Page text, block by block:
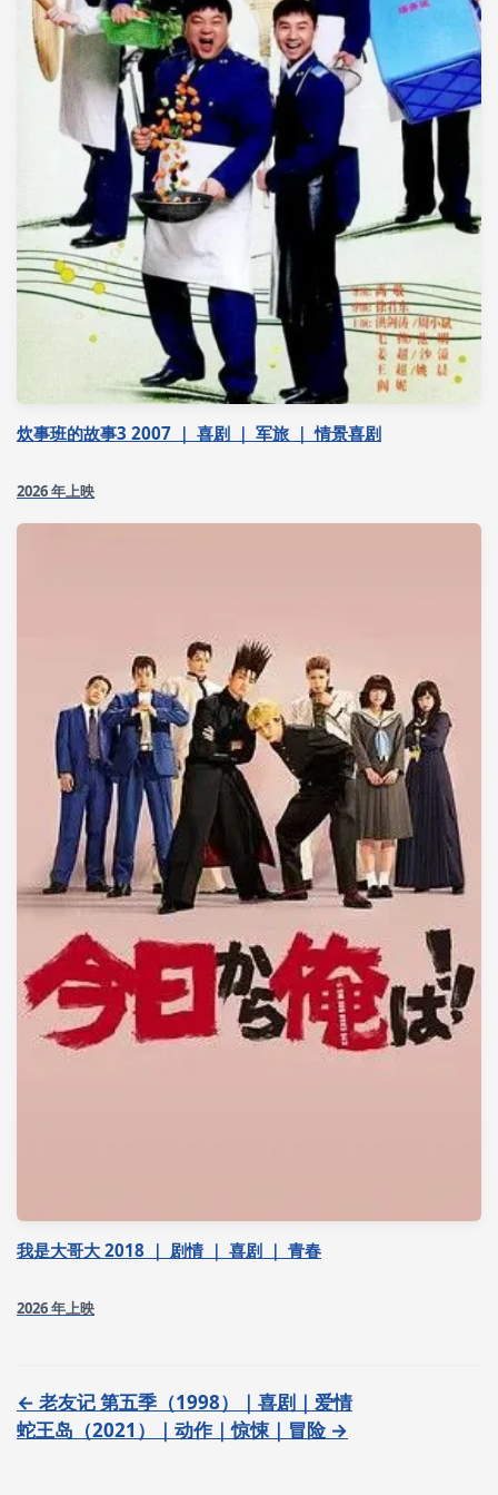
炊事班的故事3 2007 ｜ 喜剧 ｜ 军旅 ｜ 情景喜剧
2026 年上映
我是大哥大 2018 ｜ 剧情 ｜ 喜剧 ｜ 青春
2026 年上映
← 老友记 第五季（1998）｜喜剧｜爱情
蛇王岛（2021）｜动作｜惊悚｜冒险 →